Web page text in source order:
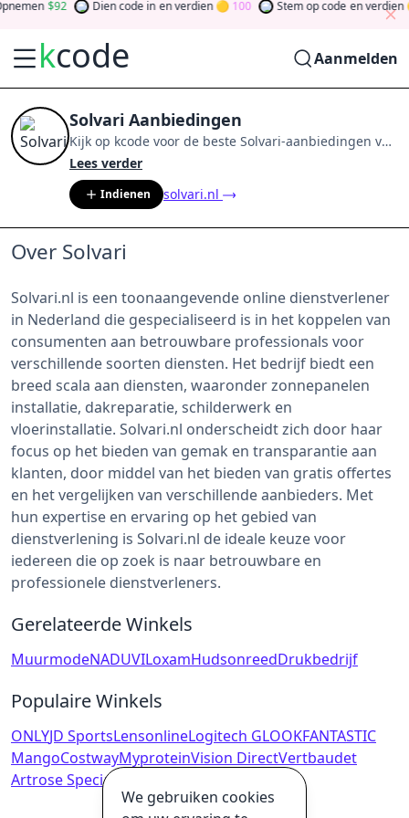
92 Dien code in en verdien 100 Stem op code en verdien
kcode Aanmelden
Solvari Aanbiedingen
Kijk op kcode voor de beste Solvari-aanbiedingen van
aug 2026. Word lid van de community
tokens door bij te dragen via stemmen, testen, delen
en meer. Drehen Sie den Glücksklee
Sie Geld
Lees verder
Indienen solvari.nl
Over Solvari
Solvari.nl is een toonaangevende online dienstverlener
in Nederland die gespecialiseerd is in het koppelen van
consumenten aan betrouwbare professionals voor
verschillende soorten diensten. Het bedrijf biedt een
breed scala aan diensten, waaronder zonnepanelen
installatie, dakreparatie, schilderwerk en
vloerinstallatie. Solvari.nl onderscheidt zich door haar
focus op het bieden van gemak en transparantie aan
klanten, door middel van het bieden van gratis offertes
en het vergelijken van verschillende aanbieders. Met
hun expertise en ervaring op het gebied van
dienstverlening is Solvari.nl de ideale keuze voor
iedereen die op zoek is naar betrouwbare en
professionele dienstverleners.
Gerelateerde Winkels
MuurmodeNADUVILoxamHudsonreedDrukbedrijf
Populaire Winkels
ONLYJD SportsLensonlineLogitech GLOOKFANTASTIC
MangoCostwayMyproteinVision DirectVertbaudet
Artrose Specialist
We gebruiken cookies